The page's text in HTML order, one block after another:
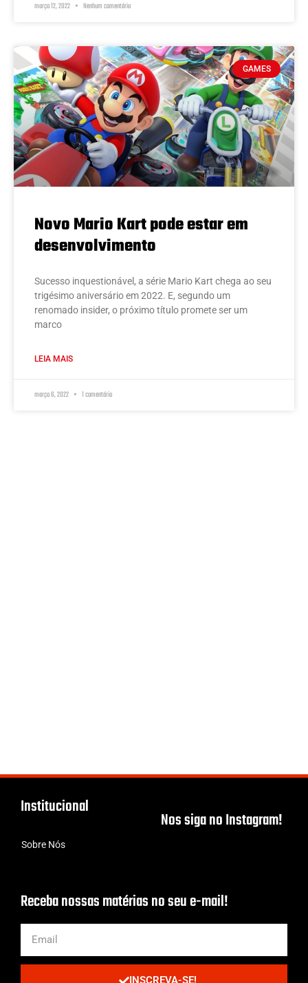
março 12, 2022 Nenhum comentário
GAMES
Novo Mario Kart pode estar em
desenvolvimento
Sucesso inquestionável, a série Mario Kart chega ao seu
trigésimo aniversário em 2022. E, segundo um
renomado insider, o próximo título promete ser um
marco
LEIA MAIS
março 6, 2022 1 comentário
Institucional
Sobre Nós
Nos siga no Instagram!
Receba nossas matérias no seu e-mail!
INSCREVA-SE!